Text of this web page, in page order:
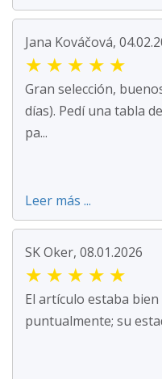
Jana Kováčová,
★ ★ ★ ★ ★
Gran selección,
días). Pedí una tabla
pa...
Leer más ...
SK Oker, 08.01.2026
★ ★ ★ ★ ★
El artículo estaba
puntualmente; su